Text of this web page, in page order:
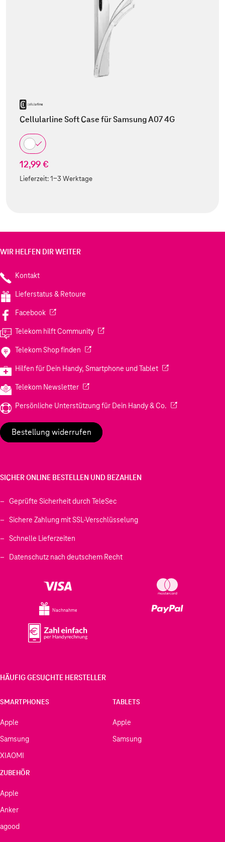
Cellularline Soft Case für Samsung A07 4G
12,99 €
Lieferzeit:1-3 Werktage
WIR HELFEN DIR WEITER
Kontakt
Lieferstatus & Retoure
Facebook(Wird in einem neuen Tab geöffnet)
Telekom hilft Community(Wird in einem neuen Tab geöffnet)
Telekom Shop finden (Wird in einem neuen Tab geöffnet)
Hilfen für Dein Handy, Smartphone und Tablet(Wird in einem
Telekom Newsletter(Wird in einem neuen Tab geöffnet)
Persönliche Unterstützung für Dein Handy & Co. (Wird in einem
Bestellung widerrufen
SICHER ONLINE BESTELLEN UND BEZAHLEN
Geprüfte Sicherheit durch TeleSec
Sichere Zahlung mit SSL-Verschlüsselung
Schnelle Lieferzeiten
Datenschutz nach deutschem Recht
Nachnahme
HÄUFIG GESUCHTE HERSTELLER
SMARTPHONES
Apple
Samsung
XIAOMI
TABLETS
Apple
Samsung
ZUBEHÖR
Apple
Anker
agood